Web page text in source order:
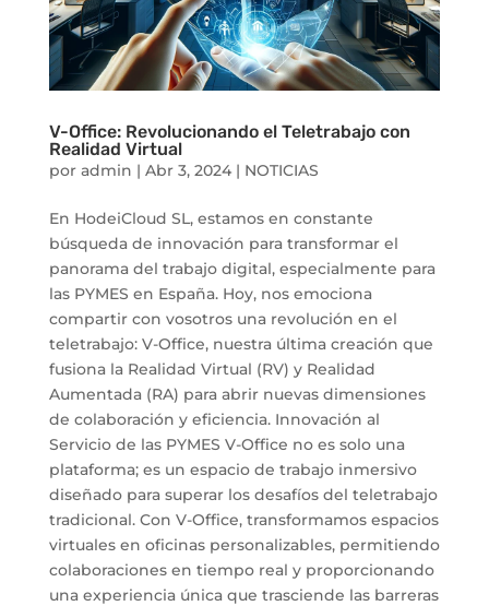
V-Office: Revolucionando el Teletrabajo con
Realidad Virtual
por admin | Abr 3, 2024| NOTICIAS
En HodeiCloud SL, estamos en constante
búsqueda de innovación para transformar el
panorama del trabajo digital, especialmente para
las PYMES en España. Hoy, nos emociona
compartir con vosotros una revolución en el
teletrabajo: V-Office, nuestra última creación que
fusiona la Realidad Virtual (RV) y Realidad
Aumentada (RA) para abrir nuevas dimensiones
de colaboración y eficiencia. Innovación al
Servicio de las PYMES V-Office no es solo una
plataforma; es un espacio de trabajo inmersivo
diseñado para superar los desafíos del teletrabajo
tradicional. Con V-Office, transformamos espacios
virtuales en oficinas personalizables, permitiendo
colaboraciones en tiempo real y proporcionando
una experiencia única que trasciende las barreras